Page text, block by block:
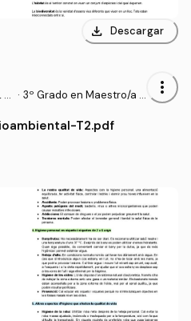
download Descargar
D · 3º Grado en Maestro/a d
more_vert
T2.pdf